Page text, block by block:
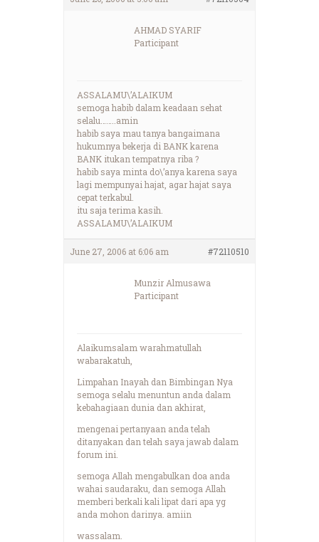
AHMAD SYARIF
Participant
ASSALAMU\’ALAIKUM
semoga habib dalam keadaan sehat
selalu……..amin
habib saya mau tanya bangaimana
hukumnya bekerja di BANK karena
BANK itukan tempatnya riba ?
habib saya minta do\’anya karena saya
lagi mempunyai hajat, agar hajat saya
cepat terkabul.
itu saja terima kasih.
ASSALAMU\’ALAIKUM
June 27, 2006 at 6:06 am #72110510
Munzir Almusawa
Participant
Alaikumsalam warahmatullah
wabarakatuh,
Limpahan Inayah dan Bimbingan Nya
semoga selalu menuntun anda dalam
kebahagiaan dunia dan akhirat,
mengenai pertanyaan anda telah
ditanyakan dan telah saya jawab dalam
forum ini.
semoga Allah mengabulkan doa anda
wahai saudaraku, dan semoga Allah
memberi berkali kali lipat dari apa yg
anda mohon darinya. amiin
wassalam.